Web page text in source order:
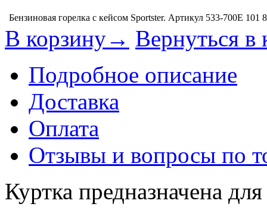
Бензиновая горелка с кейсом Sportster. Артикул 533-700E 101
В корзину→ Вернуться в
Подробное описание
Доставка
Оплата
Отзывы и вопросы по
Куртка предназначена